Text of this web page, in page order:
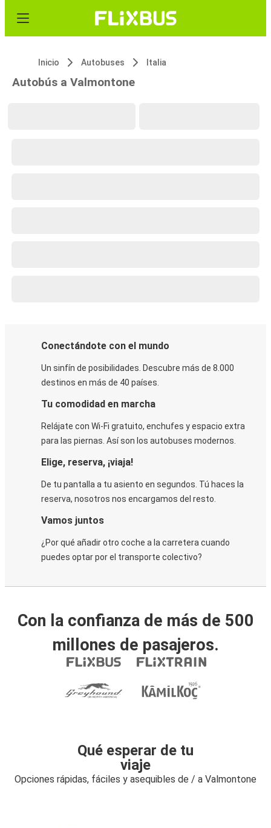
Inicio Autobuses Italia
Autobús a Valmontone
Conectándote con el mundo
Un sinfín de posibilidades. Descubre más de 8.000
destinos en más de 40 países.
Tu comodidad en marcha
Relájate con Wi-Fi gratuito, enchufes y espacio extra
para las piernas. Así son los autobuses modernos.
Elige, reserva, ¡viaja!
De tu pantalla a tu asiento en segundos. Tú haces la
reserva, nosotros nos encargamos del resto.
Vamos juntos
¿Por qué añadir otro coche a la carretera cuando
puedes optar por el transporte colectivo?
Con la confianza de más de 500
millones de pasajeros.
Qué esperar de tu
viaje
Opciones rápidas, fáciles y asequibles de / a Valmontone